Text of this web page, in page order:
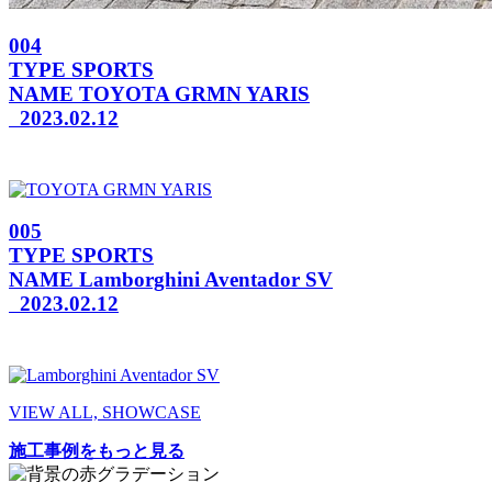
004
TYPE SPORTS
NAME TOYOTA GRMN YARIS
2023.02.12
005
TYPE SPORTS
NAME Lamborghini Aventador SV
2023.02.12
VIEW ALL, SHOWCASE
施工事例をもっと見る